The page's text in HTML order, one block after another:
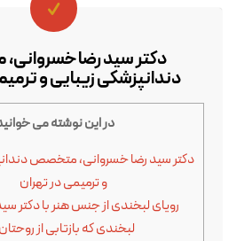
دکتر سید رضا
دندانپزشکی زیبایی و
در این نوشته می
دکتر سید رضا خسروانی، متخصص
و ترمیمی در تهران
رویای لبخندی از جنس هنر با دکتر
لبخندی که بازتابی از